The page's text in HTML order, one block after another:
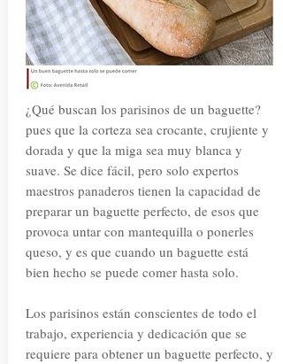
¿Qué buscan los parisinos de un baguette?
pues que la corteza sea crocante, crujiente y
dorada y que la miga sea muy blanca y
suave. Se dice fácil, pero solo expertos
maestros panaderos tienen la capacidad de
preparar un baguette perfecto, de esos que
provoca untar con mantequilla o ponerles
queso, y es que cuando un baguette está
bien hecho se puede comer hasta solo.
Los parisinos están conscientes de todo el
trabajo, experiencia y dedicación que se
requiere para obtener un baguette perfecto, y